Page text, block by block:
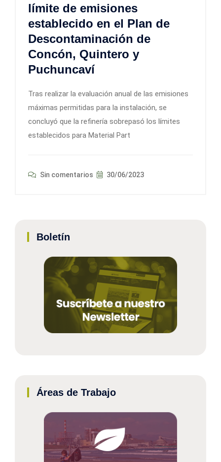
límite de emisiones
establecido en el Plan de
Descontaminación de
Concón, Quintero y
Puchuncaví
Tras realizar la evaluación anual de las emisiones
máximas permitidas para la instalación, se
concluyó que la refinería sobrepasó los límites
establecidos para Material Part
Sin comentarios 30/06/2023
Boletín
Áreas de Trabajo